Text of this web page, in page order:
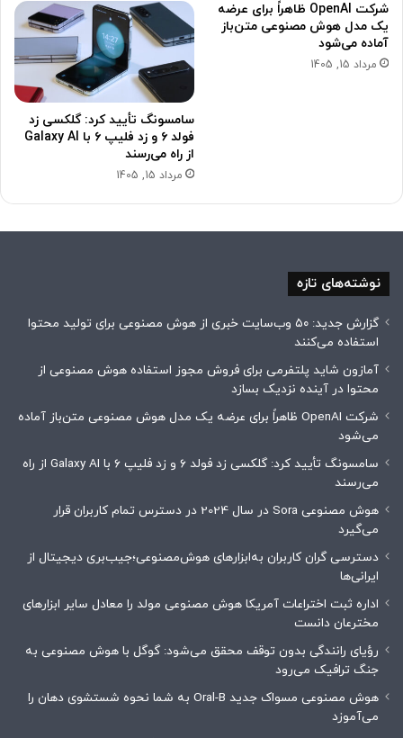
شرکت OpenAI ظاهراً برای عرضه
یک مدل هوش مصنوعی متن‌باز
آماده می‌شود
مرداد 15, 1405
سامسونگ تأیید کرد: گلکسی زد
فولد ۶ و زد فلیپ ۶ با Galaxy AI
از راه می‌رسند
مرداد 15, 1405
نوشته‌های تازه
گزارش جدید: ۵۰ وب‌سایت خبری از هوش مصنوعی برای تولید محتوا
استفاده می‌کنند
آمازون شاید پلتفرمی برای فروش مجوز استفاده هوش مصنوعی از
محتوا در آینده نزدیک بسازد
شرکت OpenAI ظاهراً برای عرضه یک مدل هوش مصنوعی متن‌باز آماده
می‌شود
سامسونگ تأیید کرد: گلکسی زد فولد ۶ و زد فلیپ ۶ با Galaxy AI از راه
می‌رسند
هوش مصنوعی Sora در سال 2024 در دسترس تمام کاربران قرار
می‌گیرد
دسترسی گران کاربران به‌ابزارهای هوش‌مصنوعی؛جیب‌بری دیجیتال از
ایرانی‌ها
اداره ثبت اختراعات آمریکا هوش مصنوعی مولد را معادل سایر ابزارهای
مخترعان دانست
رؤیای رانندگی بدون توقف محقق می‌شود: گوگل با هوش مصنوعی به
جنگ ترافیک می‌رود
هوش مصنوعی مسواک جدید Oral-B به شما نحوه شستشوی دهان را
می‌آموزد